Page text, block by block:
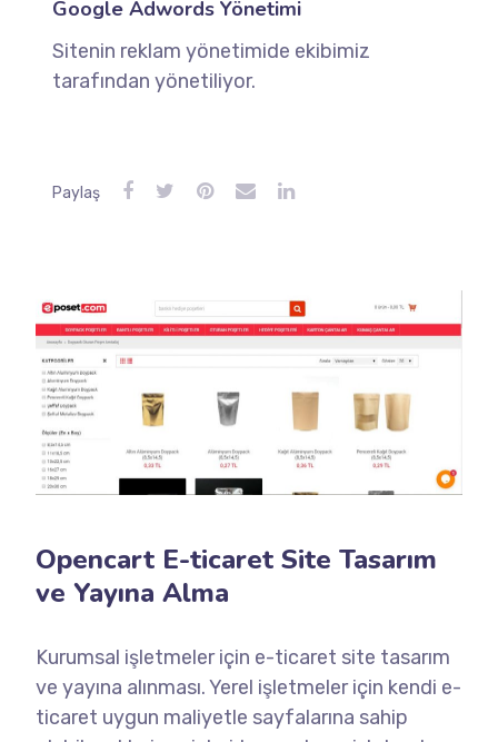
Google Adwords Yönetimi
Sitenin reklam yönetimide ekibimiz
tarafından yönetiliyor.
Paylaş
Opencart E-ticaret Site Tasarım
ve Yayına Alma
Kurumsal işletmeler için e-ticaret site tasarım
ve yayına alınması. Yerel işletmeler için kendi e-
ticaret uygun maliyetle sayfalarına sahip